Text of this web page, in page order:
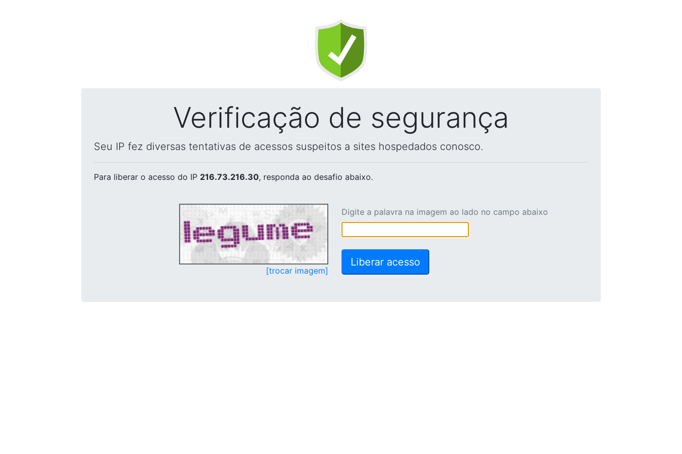
Verificação de segurança
Seu IP fez diversas tentativas de acessos suspeitos a sites hospedados conosco.
Para liberar o acesso do IP 216.73.216.30, responda ao desafio abaixo.
[trocar imagem]
Digite a palavra na imagem ao lado no campo abaixo